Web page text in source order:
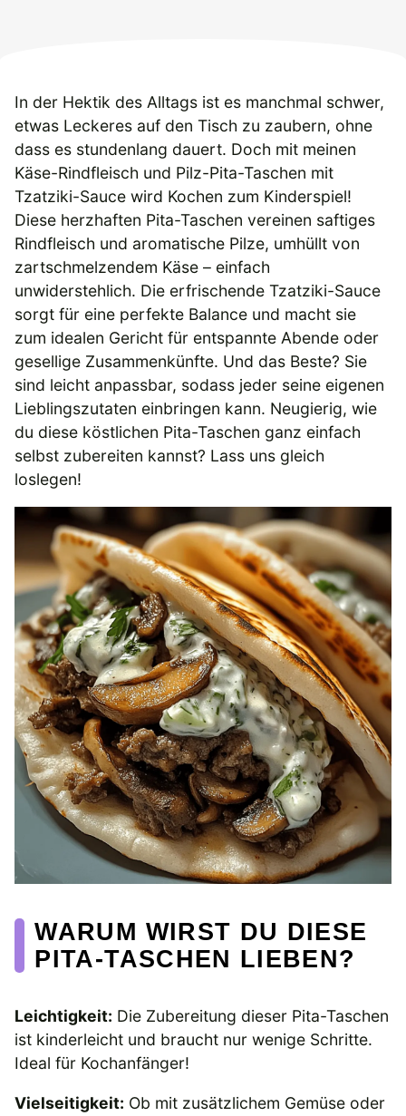
In der Hektik des Alltags ist es manchmal schwer,
etwas Leckeres auf den Tisch zu zaubern, ohne
dass es stundenlang dauert. Doch mit meinen
Käse-Rindfleisch und Pilz-Pita-Taschen mit
Tzatziki-Sauce wird Kochen zum Kinderspiel!
Diese herzhaften Pita-Taschen vereinen saftiges
Rindfleisch und aromatische Pilze, umhüllt von
zartschmelzendem Käse – einfach
unwiderstehlich. Die erfrischende Tzatziki-Sauce
sorgt für eine perfekte Balance und macht sie
zum idealen Gericht für entspannte Abende oder
gesellige Zusammenkünfte. Und das Beste? Sie
sind leicht anpassbar, sodass jeder seine eigenen
Lieblingszutaten einbringen kann. Neugierig, wie
du diese köstlichen Pita-Taschen ganz einfach
selbst zubereiten kannst? Lass uns gleich
loslegen!
WARUM WIRST DU DIESE
PITA-TASCHEN LIEBEN?
Leichtigkeit: Die Zubereitung dieser Pita-Taschen
ist kinderleicht und braucht nur wenige Schritte.
Ideal für Kochanfänger!
Vielseitigkeit: Ob mit zusätzlichem Gemüse oder